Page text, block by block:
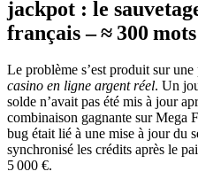
jackpot : le
français – ≈ 300 mots
Le problème s’est produit sur
casino en ligne argent réel. Un
solde n’avait pas été mis à jour
combinaison gagnante sur Mega
bug était lié à une mise à jour du
synchronisé les crédits après le
5 000 €.